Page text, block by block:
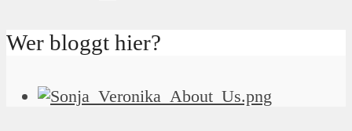
Wer bloggt hier?